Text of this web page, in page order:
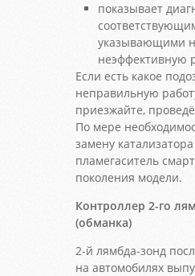
показывает
указывающими
неэффективную
Если есть какое
неправильную
приезжайте,
По мере
замену
пламегаситель
поколения модели.
Контроллер 2-го
(обманка)
2-й лямбда-зонд
на автомобилях